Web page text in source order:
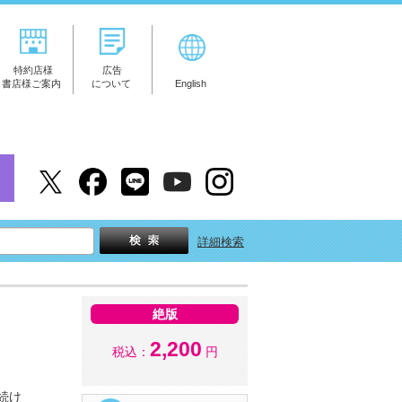
特約店様
書店様ご案内
広告
について
English
詳細検索
け
絶版
税込： 2,200 円